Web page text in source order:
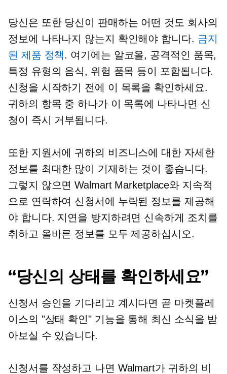
당신은 또한 당신이 판매하는 어떤 것도 회사의
정보에 나타나지 않는지 확인해야 합니다. 금지
된 제품 정책. 여기에는 알코올, 공격적인 품목,
특정 유형의 음식, 위험 품목 등이 포함됩니다.
신청을 시작하기 전에 이 목록을 확인하세요.
귀하의 항목 중 하나가 이 목록에 나타나면 신
청이 즉시 거부됩니다.
또한 지원서에 귀하의 비즈니스에 대한 자세한
정보를 최대한 많이 기재하는 것이 좋습니다.
그렇지 않으면 Walmart Marketplace와 지속적
으로 연락하여 신청서에 누락된 정보를 제공해
야 합니다. 지연을 방지하려면 신속하게 조치를
취하고 올바른 정보를 모두 제공하십시오.
“당신의 상태를 확인하세요”
신청서 승인을 기다리고 계시다면 곧 마켓플레
이스의 "상태 확인" 기능을 통해 최신 소식을 받
아보실 수 있습니다.
신청서를 작성하고 나면 Walmart가 귀하의 비